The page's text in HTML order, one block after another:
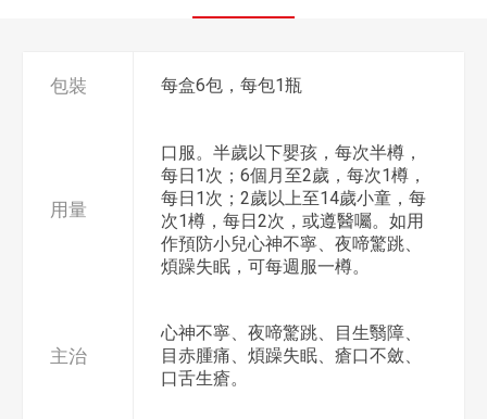
包裝 每盒6包，每包1瓶
用量
口服。半歲以下嬰孩，每次半樽，
每日1次；6個月至2歲，每次1樽，
每日1次；2歲以上至14歲小童，每
次1樽，每日2次，或遵醫囑。如用
作預防小兒心神不寧、夜啼驚跳、
煩躁失眠，可每週服一樽。
主治
心神不寧、夜啼驚跳、目生翳障、
目赤腫痛、煩躁失眠、瘡口不斂、
口舌生瘡。